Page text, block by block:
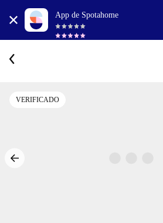
App de Spotahome
VERIFICADO